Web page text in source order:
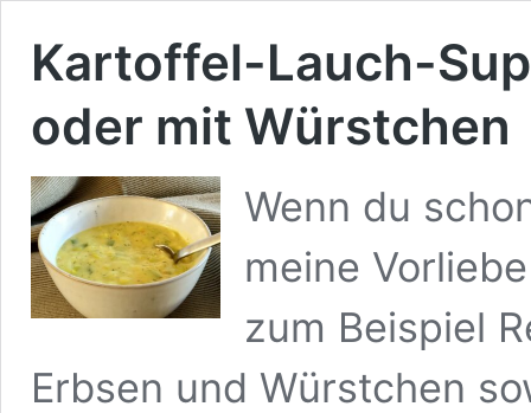
Kartoffel-Lauch-
oder mit Würstchen
Wenn du
meine
zum Beispiel
Erbsen und Würstchen